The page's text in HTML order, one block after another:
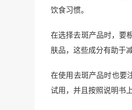
饮食习惯。
在选择去斑产品时，要
肤品，这些成分有助于
在使用去斑产品时也要
试用，并且按照说明书